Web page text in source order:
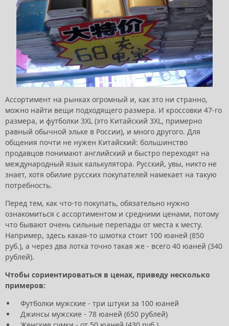
Ассортимент на рынках огромный и, как это ни странно,
можно найти вещи подходящего размера. И кроссовки 47-го
размера, и футболки 3XL (это Китайский 3XL, примерно
равный обычной эльке в России), и много другого. Для
общения почти не нужен Китайский: большинство
продавцов понимают английский и быстро переходят на
международный язык калькулятора. Русский, увы, никто не
знает, хотя обилие русских покупателей намекает на такую
потребность.
Перед тем, как что-то покупать, обязательно нужно
ознакомиться с ассортиментом и средними ценами, потому
что бывают очень сильные перепады от места к месту.
Например, здесь какая-то шмотка стоит 100 юаней (850
руб.), а через два лотка точно такая же - всего 40 юаней (340
рублей).
Чтобы сориентироваться в ценах, приведу несколько
примеров:
Футболки мужские - три штуки за 100 юаней
Джинсы мужские - 78 юаней (650 рублей)